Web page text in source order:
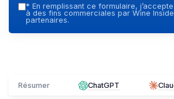
* En remplissant ce formulaire,
à des fins commerciales par Wine
partenaires.
Résumer ChatGPT